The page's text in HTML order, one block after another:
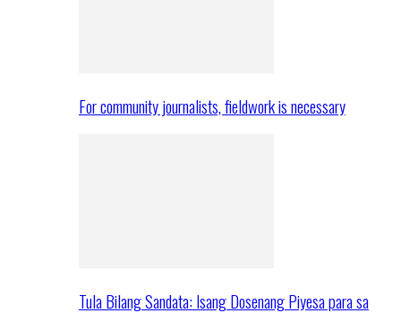
For community journalists, fieldwork is necessary
Tula Bilang Sandata: Isang Dosenang Piyesa para sa